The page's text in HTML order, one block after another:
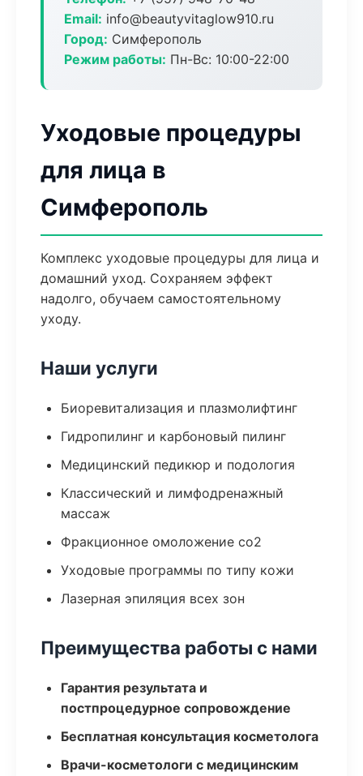
Email: info@beautyvitaglow910.ru
Город: Симферополь
Режим работы: Пн-Вс: 10:00-22:00
Уходовые процедуры
для лица в
Симферополь
Комплекс уходовые процедуры для лица и
домашний уход. Сохраняем эффект
надолго, обучаем самостоятельному
уходу.
Наши услуги
Биоревитализация и плазмолифтинг
Гидропилинг и карбоновый пилинг
Медицинский педикюр и подология
Классический и лимфодренажный
массаж
Фракционное омоложение co2
Уходовые программы по типу кожи
Лазерная эпиляция всех зон
Преимущества работы с нами
Гарантия результата и
постпроцедурное сопровождение
Бесплатная консультация косметолога
Врачи-косметологи с медицинским